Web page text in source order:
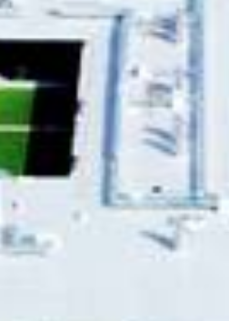
monuments
industrie
culture
ACTUALITES
CARRIÈRES
CONTACT
FRANÇAIS